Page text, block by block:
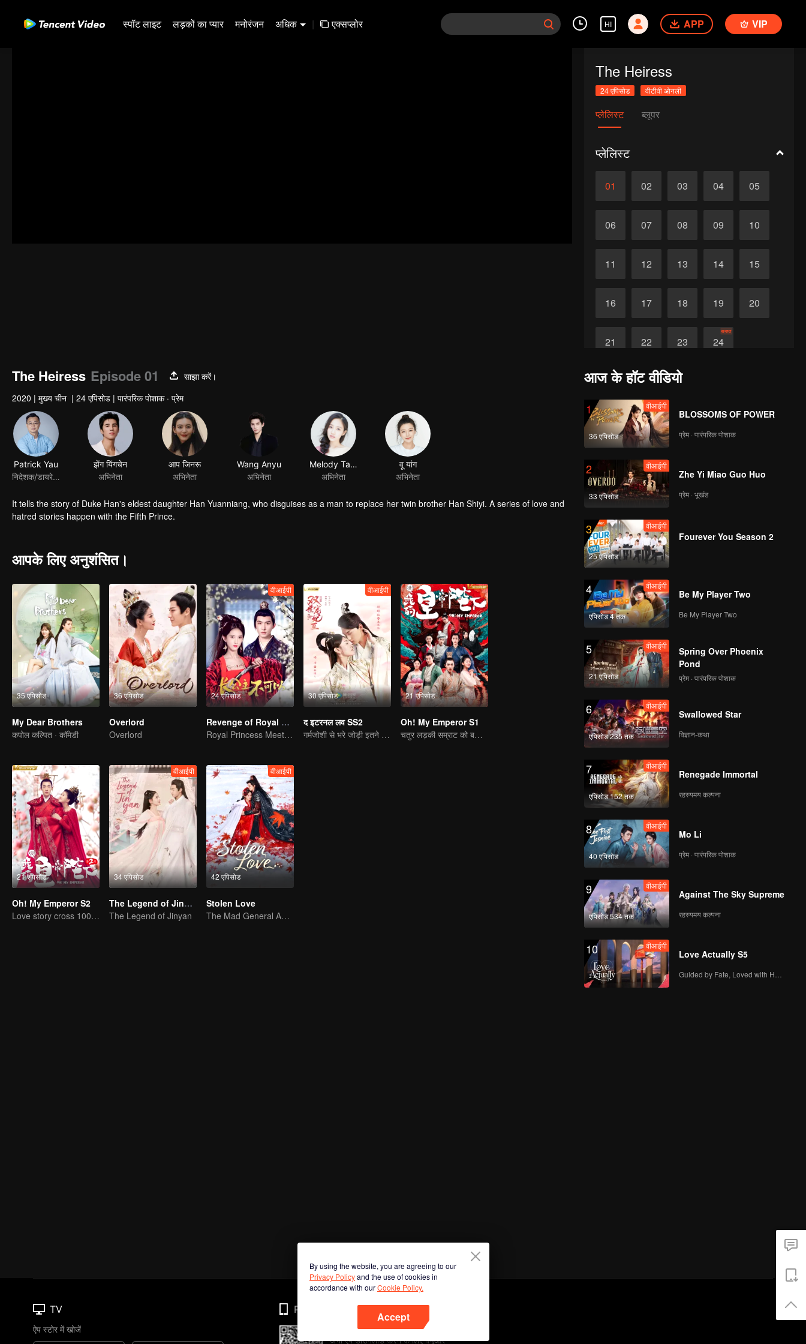
स्पॉट लाइट लड़कों का प्यार मनोरंजन अधिक | एक्सप्लोर HI APP VIP
The Heiress
24 एपिसोड वीटीवी ओनली
प्लेलिस्ट ब्लूपर
प्लेलिस्ट
01 02 03 04 05
06 07 08 09 10
11 12 13 14 15
16 17 18 19 20
21 22 23 24
समाप्त
The Heiress Episode 01
साझा करें।
2020 | मुख्य चीन | 24 एपिसोड | पारंपरिक पोशाक · प्रेम
Patrick Yau
निदेशक/डायरेक्टर
झेंग यिंगचेन
अभिनेता
आप जिनरू
अभिनेता
Wang Anyu
अभिनेता
Melody Tang
अभिनेता
वू यांग
अभिनेता
It tells the story of Duke Han's eldest daughter Han Yuanniang, who disguises as a man to replace her twin brother Han Shiyi. A series of love and
hatred stories happen with the Fifth Prince.
आपके लिए अनुशंसित।
35 एपिसोड
My Dear Brothers
कपोल कल्पित · कॉमेडी
36 एपिसोड
Overlord
Overlord
24 एपिसोड
वीआईपी
Revenge of Royal Princess
Royal Princess Meets Her Loyal Guard Again After Her Rebirth
30 एपिसोड
वीआईपी
द इटरनल लव SS2
गर्मजोशी से भरे जोड़ी इतने प्यारे हैं
21 एपिसोड
Oh! My Emperor S1
चतुर लड़की सम्राट को बचाती है।
21 एपिसोड
Oh! My Emperor S2
Love story cross 1000 years
34 एपिसोड
वीआईपी
The Legend of Jinyan
The Legend of Jinyan
42 एपिसोड
वीआईपी
Stolen Love
The Mad General Abducted a Bride for Love
आज के हॉट वीडियो
1
36 एपिसोड
वीआईपी
BLOSSOMS OF POWER
प्रेम · पारंपरिक पोशाक
2
33 एपिसोड
वीआईपी
Zhe Yi Miao Guo Huo
प्रेम · भूखंड
3
25 एपिसोड
वीआईपी
Fourever You Season 2
4
एपिसोड 4 तक
वीआईपी
Be My Player Two
Be My Player Two
5
21 एपिसोड
वीआईपी
Spring Over Phoenix
Pond
प्रेम · पारंपरिक पोशाक
6
एपिसोड 235 तक
वीआईपी
Swallowed Star
विज्ञान-कथा
7
एपिसोड 152 तक
वीआईपी
Renegade Immortal
रहस्यमय कल्पना
8
40 एपिसोड
वीआईपी
Mo Li
प्रेम · पारंपरिक पोशाक
9
एपिसोड 534 तक
वीआईपी
Against The Sky Supreme
रहस्यमय कल्पना
10 वीआईपी
Love Actually S5
By using the website, you are agreeing to our
Privacy Policyand the use of cookies in
accordance with ourCookie Policy.
Accept
TV
ऐप स्टोर में खोजें
Phone
अभी ऐप डाउनलोड करने के लिए क्यूआर